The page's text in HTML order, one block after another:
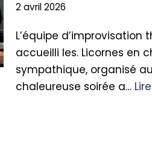
2 avril 2026
L’équipe
accueilli les. Licornes en
sympathique, organisé
chaleureuse soirée a…